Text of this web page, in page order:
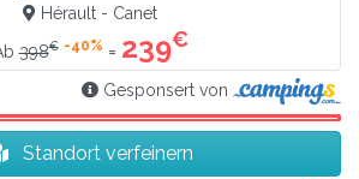
Hérault - Canet
398€ -40% = 239€
Gesponsert von
Standort verfeinern